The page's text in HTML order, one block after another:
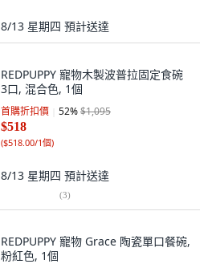
8/13 星期四 預計送達
REDPUPPY 寵物木製波普拉固定食碗
3口, 混合色, 1個
首購折扣價 52%$1,095
$518
($518.00/1個)
8/13 星期四 預計送達
(3)
REDPUPPY 寵物 Grace 陶瓷單口餐碗,
粉紅色, 1個